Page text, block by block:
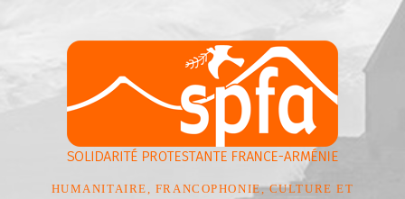
HUMANITAIRE, FRANCOPHONIE, CULTURE ET